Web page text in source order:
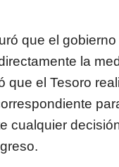
que el
la
que el Tesoro
cualquier